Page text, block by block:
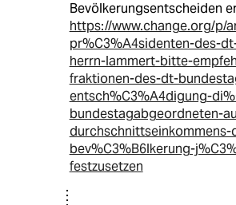
Bevölkerungsentscheiden
https://www.change.org/p/
pr%C3%A4sidenten-des-
herrn-lammert-bitte-
fraktionen-des-dt-
entsch%C3%A4digung-
bundestagabgeordneten-
durchschnittseinkommens-
bev%C3%B6lkerung-
festzusetzen